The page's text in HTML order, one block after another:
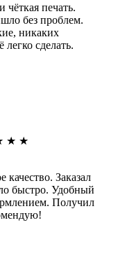
чёткая печать.
без проблем.
никаких
сделать.
★ ★
Заказал
быстро. Удобный
Получил